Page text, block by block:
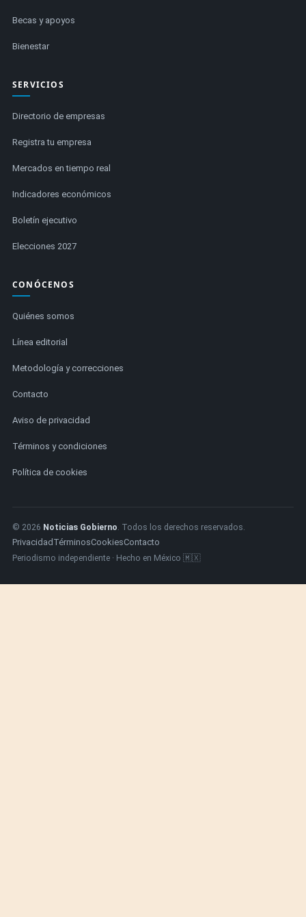
Becas y apoyos
Bienestar
SERVICIOS
Directorio de empresas
Registra tu empresa
Mercados en tiempo real
Indicadores económicos
Boletín ejecutivo
Elecciones 2027
CONÓCENOS
Quiénes somos
Línea editorial
Metodología y correcciones
Contacto
Aviso de privacidad
Términos y condiciones
Política de cookies
© 2026 Noticias Gobierno . Todos los derechos reservados.
Privacidad TérminosCookiesContacto
Periodismo independiente · Hecho en México 🇲🇽